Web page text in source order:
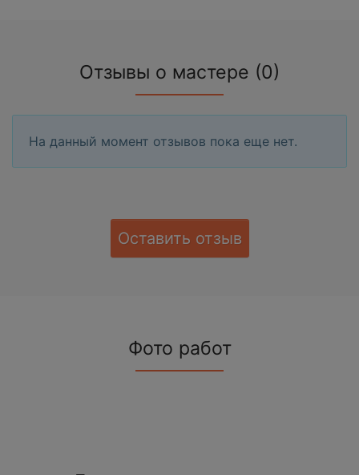
Отзывы о мастере (0)
На данный момент отзывов пока еще нет.
Оставить отзыв
Фото работ